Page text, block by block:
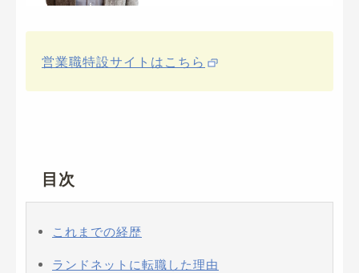
営業職特設サイトはこちら
目次
これまでの経歴
ランドネットに転職した理由